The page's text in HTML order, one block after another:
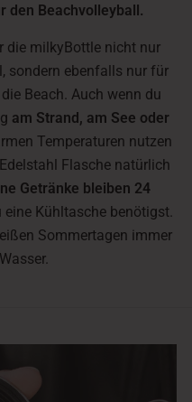
den Beachvolleyball.
die milkyBottle nicht nur
sondern ebenfalls nur für
Beach. Auch wenn du
am Strand, am See oder
Temperaturen nutzen
Flasche natürlich
Getränke bleiben 24
eine Kühltasche benötigst.
Sommertagen immer